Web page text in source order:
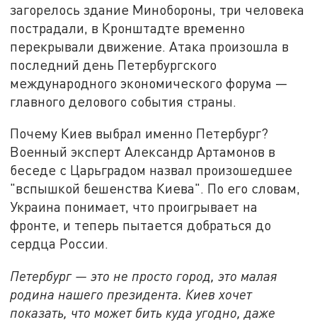
загорелось здание Минобороны, три человека
пострадали, в Кронштадте временно
перекрывали движение. Атака произошла в
последний день Петербургского
международного экономического форума —
главного делового события страны.
Почему Киев выбрал именно Петербург?
Военный эксперт Александр Артамонов в
беседе с Царьградом назвал произошедшее
"вспышкой бешенства Киева". По его словам,
Украина понимает, что проигрывает на
фронте, и теперь пытается добраться до
сердца России.
Петербург — это не просто город, это малая
родина нашего президента. Киев хочет
показать, что может бить куда угодно, даже